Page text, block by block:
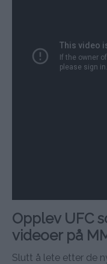
Opplev UFC
videoer på
Slutt å lete etter de